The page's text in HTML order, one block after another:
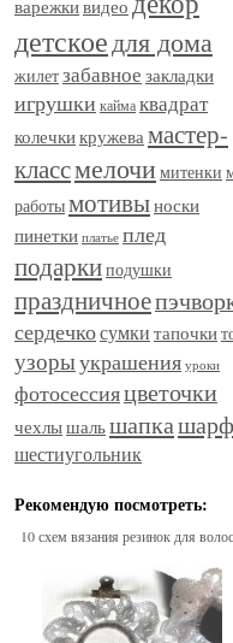
варежкивидео
детскоедля дома
жилетзабавное закладки
игрушки каймаквадрат
колечкикружевамастер-
классмелочи митенки
работымотивыноски
пинетки платье плед
подаркиподушки
праздничное
сердечкосумки тапочки
узорыукрашения уроки
фотосессияцветочки
чехлышальшапкашарф
шестиугольник
Рекомендую посмотреть:
10 схем вязания резинок для волос